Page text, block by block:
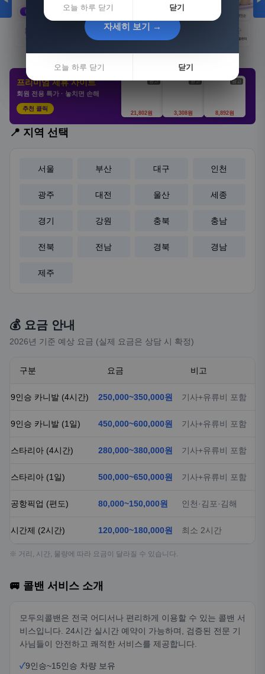
프리미엄 제휴 사이트
회원 전용 특가 · 놓치면 손해
추천 클릭
광고
21,802원
광고
3,308원
광고
8,892원
📍 지역 선택
서울 부산 대구 인천
광주 대전 울산 세종
경기 강원 충북 충남
전북 전남 경북 경남
제주
💰 요금 안내
2026년 기준 예상 요금 (실제 요금은 상담 시 확정)
구분 요금 비고
9인승 카니발 (4시간) 250,000~350,000원 기사+유류비 포함
9인승 카니발 (1일) 450,000~600,000원 기사+유류비 포함
스타리아 (4시간) 280,000~380,000원 기사+유류비 포함
스타리아 (1일) 500,000~650,000원 기사+유류비 포함
공항픽업 (편도) 80,000~150,000원 인천·김포·김해
시간제 (2시간) 120,000~180,000원 최소 2시간
※ 거리, 시간, 물량에 따라 요금이 달라질 수 있습니다.
🚐 콜밴 서비스 소개
모두의콜밴은 전국 어디서나 편리하게 이용할 수 있는 콜밴 서
비스입니다. 24시간 실시간 예약이 가능하며, 검증된 전문 기
사님들이 안전하고 쾌적한 서비스를 제공합니다.
✓9인승~15인승 차량 보유
오늘 하루 닫기 닫기
자세히 보기 →
오늘 하루 닫기 닫기
자세히 보기 →
오늘 하루 닫기 닫기